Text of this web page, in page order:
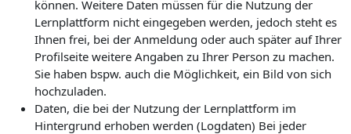
können. Weitere Daten müssen für die Nutzung der
Lernplattform nicht eingegeben werden, jedoch steht es
Ihnen frei, bei der Anmeldung oder auch später auf Ihrer
Profilseite weitere Angaben zu Ihrer Person zu machen.
Sie haben bspw. auch die Möglichkeit, ein Bild von sich
hochzuladen.
Daten, die bei der Nutzung der Lernplattform im
Hintergrund erhoben werden (Logdaten) Bei jeder